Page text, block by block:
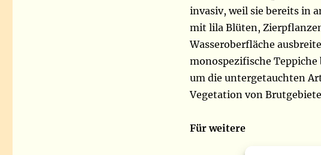
invasiv, weil sie bereits in
mit lila Blüten,
Wasseroberfläche
monospezifische
um die untergetauchten
Vegetation von
Für weitere